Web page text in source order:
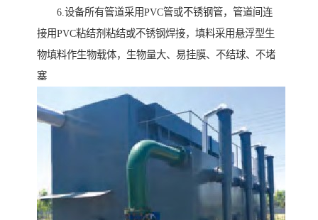
6.设备所有管道采用PVC管或不锈钢管，管道间连
接用PVC粘结剂粘结或不锈钢焊接，填料采用悬浮型生
物填料作生物载体，生物量大、易挂膜、不结球、不堵
塞